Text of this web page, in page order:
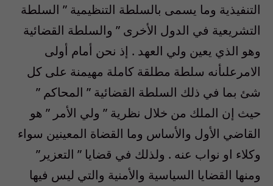
التنفيذية وما يسمى بالسلطة التنظيمية ” السلطة
التشريعية في الدول الأخرى ” والسلطة القضائية
وهو الذي يعين ولي العهد . إذ نحن أمام أولى
الامرعلىأنه سلطة مطلقة كاملة مهيمنة على كل
شئ بما في ذلك السلطة القضائية ” المحاكم ”
حيث إن الملك من خلال نظرية ” ولي الأمر ” هو
القاضي الأول والأساس وما القضاة المعينين سواء
وكلاء او نواب عنه . ولذلك في قضايا ” التعزير”
ومنها القضايا السياسية والأمنية والتي ليس فيها